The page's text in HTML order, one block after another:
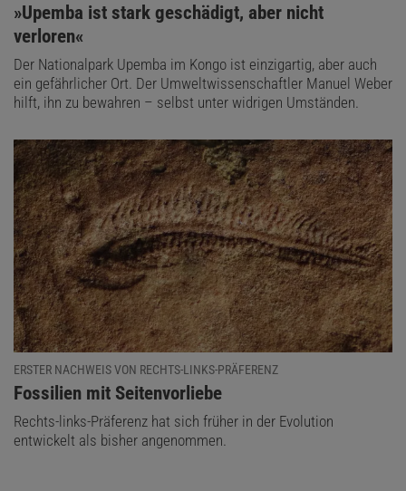
:
»Upemba ist stark geschädigt, aber nicht
verloren«
Der Nationalpark Upemba im Kongo ist einzigartig, aber auch
ein gefährlicher Ort. Der Umweltwissenschaftler Manuel Weber
hilft, ihn zu bewahren – selbst unter widrigen Umständen.
ERSTER NACHWEIS VON RECHTS-LINKS-PRÄFERENZ
:
Fossilien mit Seitenvorliebe
Rechts-links-Präferenz hat sich früher in der Evolution
entwickelt als bisher angenommen.